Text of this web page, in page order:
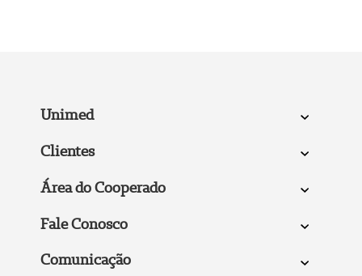
Unimed
Clientes
Área do Cooperado
Fale Conosco
Comunicação